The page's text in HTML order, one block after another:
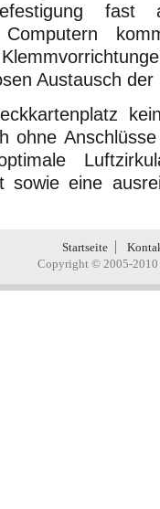
fast
Austausch
ohne
sowie eine
Startseite
Copyright © 2005-2010